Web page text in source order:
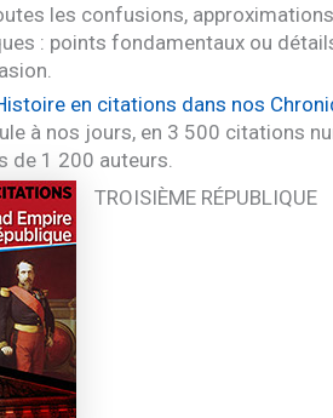
les confusions,
: points fondamentaux ou
en citations dans nos
à nos jours, en 3 500 citations
de 1 200 auteurs.
TROISIÈME RÉPUBLIQUE